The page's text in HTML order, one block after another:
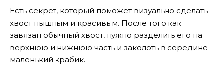
Есть секрет, который поможет визуально сделать
хвост пышным и красивым. После того как
завязан обычный хвост, нужно разделить его на
верхнюю и нижнюю часть и заколоть в середине
маленький крабик.